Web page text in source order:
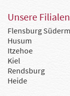
Unsere Filialen
Flensburg
Husum
Itzehoe
Kiel
Rendsburg
Heide